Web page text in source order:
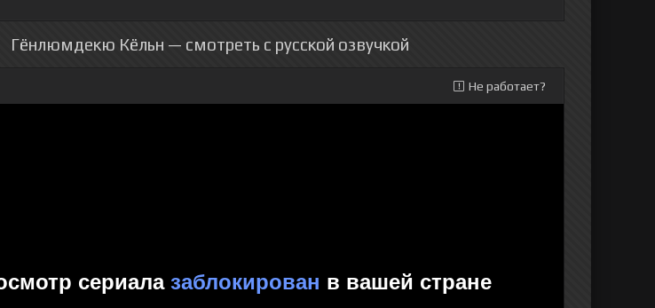
Гёнлюмдекю Кёльн — смотреть с русской озвучкой
Не работает?